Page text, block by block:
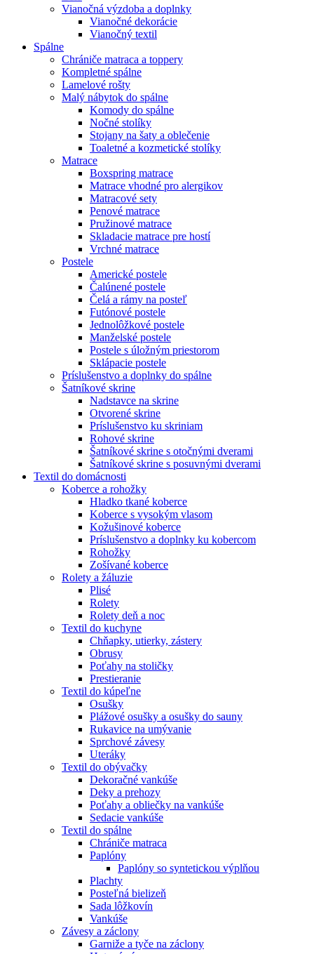
Vianočná výzdoba a doplnky
Vianočné dekorácie
Vianočný textil
Spálne
Chrániče matraca a toppery
Kompletné spálne
Lamelové rošty
Malý nábytok do spálne
Komody do spálne
Nočné stolíky
Stojany na šaty a oblečenie
Toaletné a kozmetické stolíky
Matrace
Boxspring matrace
Matrace vhodné pro alergikov
Matracové sety
Penové matrace
Pružinové matrace
Skladacie matrace pre hostí
Vrchné matrace
Postele
Americké postele
Čalúnené postele
Čelá a rámy na posteľ
Futónové postele
Jednolôžkové postele
Manželské postele
Postele s úložným priestorom
Sklápacie postele
Príslušenstvo a doplnky do spálne
Šatníkové skrine
Nadstavce na skrine
Otvorené skrine
Príslušenstvo ku skriniam
Rohové skrine
Šatníkové skrine s otočnými dverami
Šatníkové skrine s posuvnými dverami
Textil do domácnosti
Koberce a rohožky
Hladko tkané koberce
Koberce s vysokým vlasom
Kožušinové koberce
Príslušenstvo a doplnky ku kobercom
Rohožky
Zošívané koberce
Rolety a žáluzie
Plisé
Rolety
Rolety deň a noc
Textil do kuchyne
Chňapky, utierky, zástery
Obrusy
Poťahy na stoličky
Prestieranie
Textil do kúpeľne
Osušky
Plážové osušky a osušky do sauny
Rukavice na umývanie
Sprchové závesy
Uteráky
Textil do obývačky
Dekoračné vankúše
Deky a prehozy
Poťahy a obliečky na vankúše
Sedacie vankúše
Textil do spálne
Chrániče matraca
Paplóny
Paplóny so syntetickou výplňou
Plachty
Posteľná bielizeň
Sada lôžkovín
Vankúše
Závesy a záclony
Garniže a tyče na záclony